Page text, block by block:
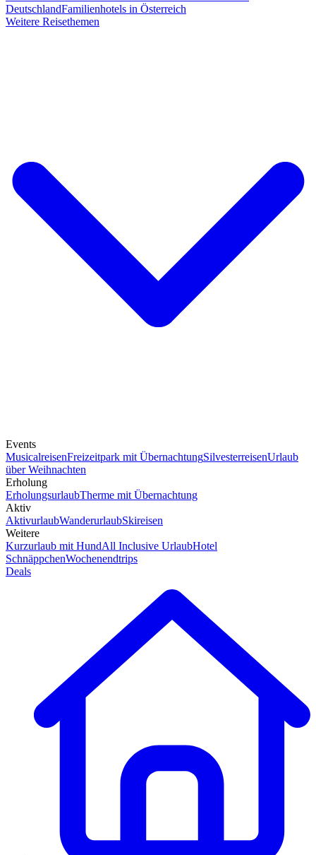
DeutschlandFamilienhotels in Österreich
Weitere Reisethemen
Events
MusicalreisenFreizeitpark mit ÜbernachtungSilvesterreisenUrlaub
über Weihnachten
Erholung
ErholungsurlaubTherme mit Übernachtung
Aktiv
AktivurlaubWanderurlaubSkireisen
Weitere
Kurzurlaub mit HundAll Inclusive UrlaubHotel
SchnäppchenWochenendtrips
Deals